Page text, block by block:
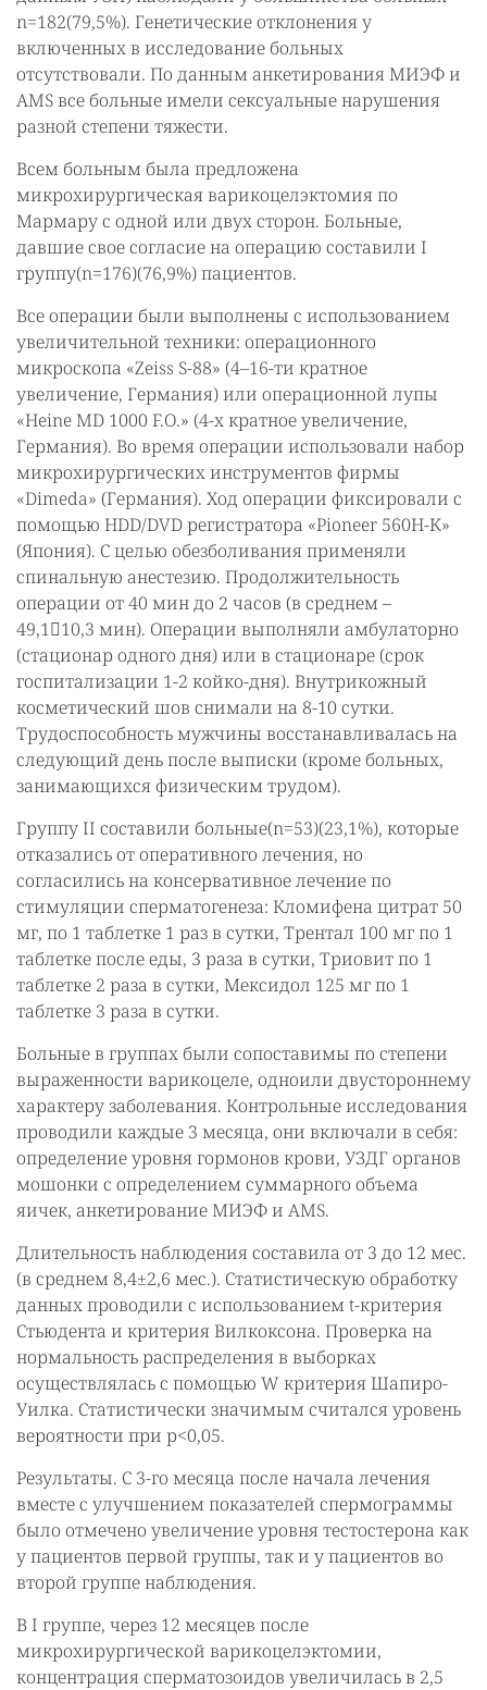
n=182(79,5%). Генетические отклонения у
включенных в исследование больных
отсутствовали. По данным анкетирования МИЭФ и
AMS все больные имели сексуальные нарушения
разной степени тяжести.
Всем больным была предложена
микрохирургическая варикоцелэктомия по
Мармару с одной или двух сторон. Больные,
давшие свое согласие на операцию составили I
группу(n=176)(76,9%) пациентов.
Все операции были выполнены с использованием
увеличительной техники: операционного
микроскопа «Zeiss S-88» (4–16-ти кратное
увеличение, Германия) или операционной лупы
«Heine MD 1000 F.O.» (4-х кратное увеличение,
Германия). Во время операции использовали набор
микрохирургических инструментов фирмы
«Dimeda» (Германия). Ход операции фиксировали с
помощью HDD/DVD регистратора «Pioneer 560Н-К»
(Япония). С целью обезболивания применяли
спинальную анестезию. Продолжительность
операции от 40 мин до 2 часов (в среднем –
49,110,3 мин). Операции выполняли амбулаторно
(стационар одного дня) или в стационаре (срок
госпитализации 1-2 койко-дня). Внутрикожный
косметический шов снимали на 8-10 сутки.
Трудоспособность мужчины восстанавливалась на
следующий день после выписки (кроме больных,
занимающихся физическим трудом).
Группу II составили больные(n=53)(23,1%), которые
отказались от оперативного лечения, но
согласились на консервативное лечение по
стимуляции сперматогенеза: Кломифена цитрат 50
мг, по 1 таблетке 1 раз в сутки, Трентал 100 мг по 1
таблетке после еды, 3 раза в сутки, Триовит по 1
таблетке 2 раза в сутки, Мексидол 125 мг по 1
таблетке 3 раза в сутки.
Больные в группах были сопоставимы по степени
выраженности варикоцеле, одноили двустороннему
характеру заболевания. Контрольные исследования
проводили каждые 3 месяца, они включали в себя:
определение уровня гормонов крови, УЗДГ органов
мошонки с определением суммарного объема
яичек, анкетирование МИЭФ и AMS.
Длительность наблюдения составила от 3 до 12 мес.
(в среднем 8,4±2,6 мес.). Статистическую обработку
данных проводили с использованием t-критерия
Стьюдента и критерия Вилкоксона. Проверка на
нормальность распределения в выборках
осуществлялась с помощью W критерия Шапиро-
Уилка. Статистически значимым считался уровень
вероятности при р<0,05.
Результаты. С 3-го месяца после начала лечения
вместе с улучшением показателей спермограммы
было отмечено увеличение уровня тестостерона как
у пациентов первой группы, так и у пациентов во
второй группе наблюдения.
В I группе, через 12 месяцев после
микрохирургической варикоцелэктомии,
концентрация сперматозоидов увеличилась в 2,5